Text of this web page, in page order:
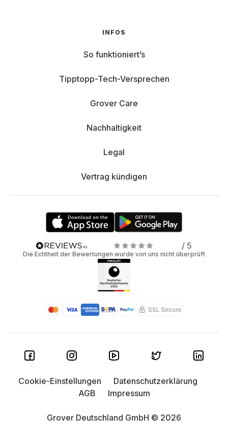
INFOS
So funktioniert’s
Tipptopp-Tech-Versprechen
Grover Care
Nachhaltigkeit
Legal
Vertrag kündigen
/ 5
Die Echtheit der Bewertungen wurde von uns nicht überprüft
Grover Deutschland GmbH © 2026
Cookie-Einstellungen
Datenschutzerklärung
AGB
Impressum